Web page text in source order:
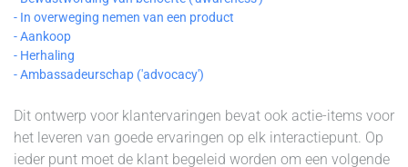
- In overweging nemen van een product
- Aankoop
- Herhaling
- Ambassadeurschap ('advocacy')
Dit ontwerp voor klantervaringen bevat ook actie-items voor
het leveren van goede ervaringen op elk interactiepunt. Op
ieder punt moet de klant begeleid worden om een volgende